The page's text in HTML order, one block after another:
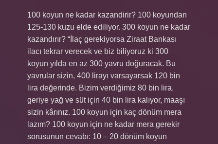
100 koyun ne kadar kazandirir? 100 koyundan
125-130 kuzu elde ediliyor. 300 koyun ne kadar
kazandırır? “İlaç gerekiyorsa Ziraat Bankası
ilacı tekrar verecek ve biz biliyoruz ki 300
koyun yılda en az 300 yavru doğuracak. Bu
yavrular sizin, 400 lirayı varsayarsak 120 bin
lira değerinde. Bizim verdiğimiz 80 bin lira,
geriye yağ ve süt için 40 bin lira kalıyor, maaşı
sizin kârınız. 100 koyun için kaç dönüm mera
lazım? 100 koyun için ne kadar mera gerekir
sorusunun cevabı: 10 – 20 dönüm koyun